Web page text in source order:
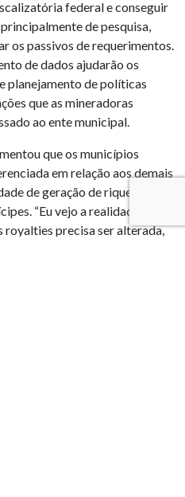
federal e conseguir
de pesquisa,
os passivos de requerimentos.
de dados ajudarão os
planejamento de políticas
que as mineradoras
ao ente municipal.
que os municípios
em relação aos demais
de geração de riquezas,
“Eu vejo a realidade dos
royalties precisa ser alterada,